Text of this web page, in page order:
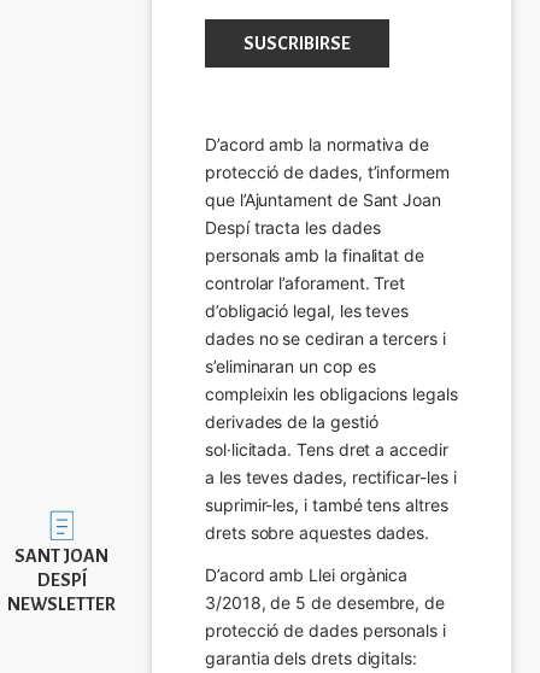
Imatge
SANT JOAN
DESPÍ
NEWSLETTER
D’acord amb la normativa de
protecció de dades, t’informem
que l’Ajuntament de Sant Joan
Despí tracta les dades
personals amb la finalitat de
controlar l’aforament. Tret
d’obligació legal, les teves
dades no se cediran a tercers i
s’eliminaran un cop es
compleixin les obligacions legals
derivades de la gestió
sol·licitada. Tens dret a accedir
a les teves dades, rectificar-les i
suprimir-les, i també tens altres
drets sobre aquestes dades.
D’acord amb Llei orgànica
3/2018, de 5 de desembre, de
protecció de dades personals i
garantia dels drets digitals: